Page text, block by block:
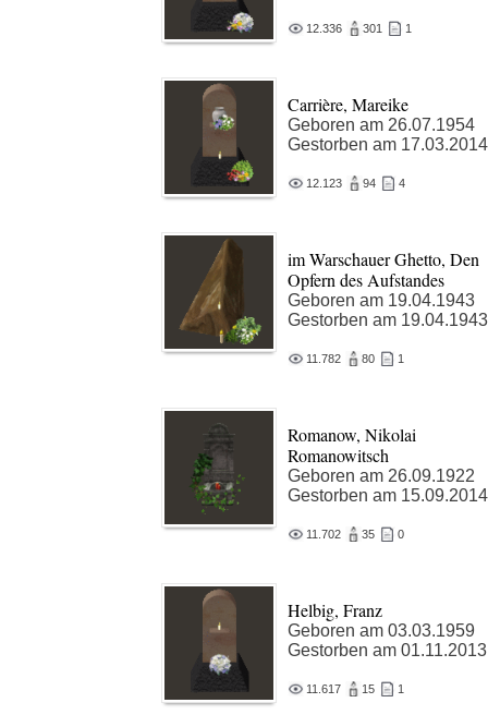
12.336 301 1
Carrière, Mareike
Geboren am 26.07.1954
Gestorben am 17.03.2014
12.123 94 4
im Warschauer Ghetto, Den
Opfern des Aufstandes
Geboren am 19.04.1943
Gestorben am 19.04.1943
11.782 80 1
Romanow, Nikolai
Romanowitsch
Geboren am 26.09.1922
Gestorben am 15.09.2014
11.702 35 0
Helbig, Franz
Geboren am 03.03.1959
Gestorben am 01.11.2013
11.617 15 1